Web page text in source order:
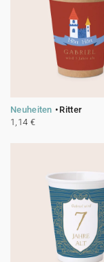
Neuheiten
Ritter
1,14 €